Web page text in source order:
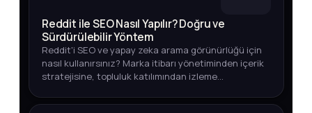
Reddit ile SEO Nasıl Yapılır? Doğru ve
Sürdürülebilir Yöntem
Reddit'i SEO ve yapay zeka arama görünürlüğü için
nasıl kullanırsınız? Marka itibarı yönetiminden içerik
stratejisine, topluluk katılımından izleme